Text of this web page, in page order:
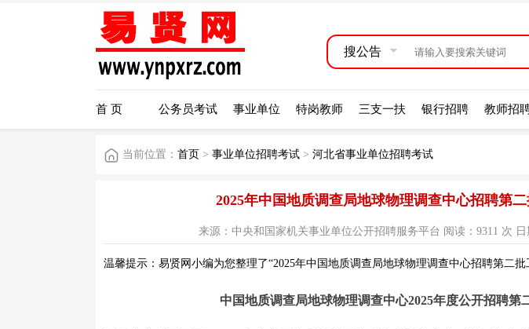
搜公告
首 页 公务员考试 事业单位 特岗教师 三支一扶 银行招聘 教师招
当前位置： 首页 > 事业单位招聘考试 > 河北省事业单位招聘考试
2025年中国地质调查局地球物理调查中心招聘第
来源：中央和国家机关事业单位公开招聘服务平台 阅读：9311 次 日
温馨提示：易贤网小编为您整理了“2025年中国地质调查局地球物理调查中心招聘第二批
中国地质调查局地球物理调查中心2025年度公开招聘第